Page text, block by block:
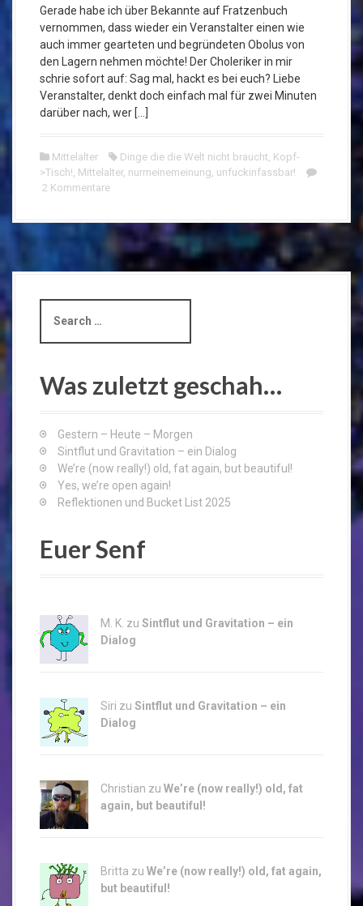
Gerade habe ich über Bekannte auf Fratzenbuch
vernommen, dass wieder ein Veranstalter einen wie
auch immer gearteten und begründeten Obolus von
den Lagern nehmen möchte! Der Choleriker in mir
schrie sofort auf: Sag mal, hackt es bei euch? Liebe
Veranstalter, denkt doch einfach mal für zwei Minuten
darüber nach, wer […]
Mittelalter Dinge die die Welt nicht braucht, Kopf-
>Tisch!, Mittelalter, nurmeinemeinung, unfuckinfassbar!
2 Kommentare
a
c
h
Was zuletzt geschah…
Gestern – Heute – Morgen
Sintflut und Gravitation – ein Dialog
We’re (now really!) old, fat again, but beautiful!
Yes, we’re open again!
Reflektionen und Bucket List 2025
Euer Senf
M. K. zu Sintflut und Gravitation – ein
Dialog
Siri zu Sintflut und Gravitation – ein
Dialog
Christian zu We’re (now really!) old, fat
again, but beautiful!
Britta zu We’re (now really!) old, fat again,
but beautiful!